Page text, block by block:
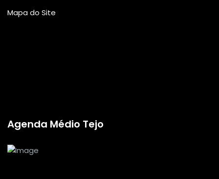
Mapa do Site
Agenda Médio Tejo